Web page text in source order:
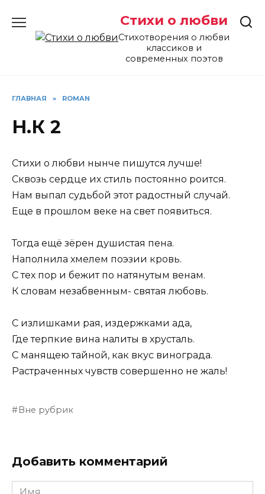
содержанию
Стихи о любви
Стихотворения о любви
классиков и
современных поэтов
ГЛАВНАЯ » ROMAN
Н.К 2
Стихи о любви нынче пишутся лучше!
Сквозь сердце их стиль постоянно роится.
Нам выпал судьбой этот радостный случай.
Еще в прошлом веке на свет появиться.
Тогда ещё зёрен душистая пена.
Наполнила хмелем поэзии кровь.
С тех пор и бежит по натянутым венам.
К словам незабвенным- святая любовь.
С излишками рая, издержками ада,
Где терпкие вина налиты в хрусталь.
С манящею тайной, как вкус винограда.
Растраченных чувств совершенно не жаль!
Вне рубрик
Добавить комментарий
Имя